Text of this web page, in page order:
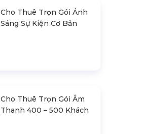
Cho Thuê Trọn Gói Ánh
Sáng Sự Kiện Cơ Bản
Cho Thuê Trọn Gói Âm
Thanh 400 – 500 Khách